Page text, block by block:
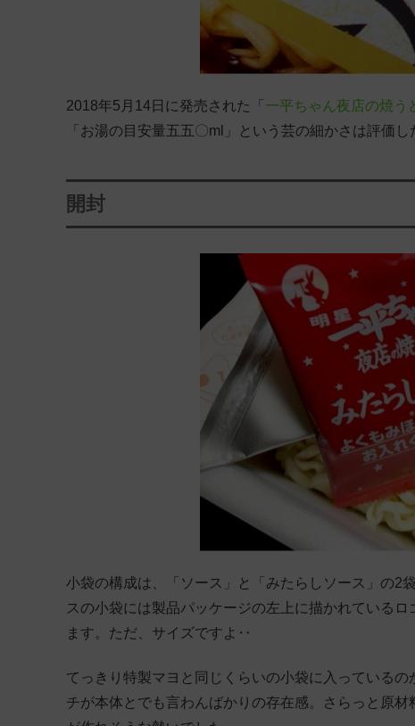
2018年5月14日に発売された「 一平ちゃん夜店の焼う
「お湯の目安量五五〇ml」という芸の細かさは評価
開封
小袋の構成は、「ソース」と「みたらしソース」の2
スの小袋には製品パッケージの左上に描かれている
ます。ただ、サイズですよ‥
てっきり特製マヨと同じくらいの小袋に入っている
チが本体とでも言わんばかりの存在感。さらっと原